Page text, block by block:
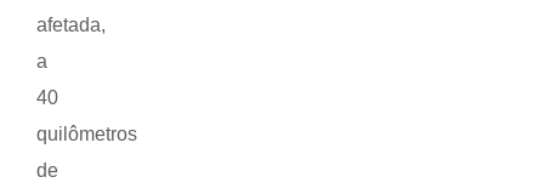
afetada,
a
40
quilômetros
de